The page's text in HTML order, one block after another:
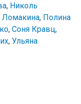
, Николь
Ломакина, Полина
, Соня Кравц,
, Ульяна